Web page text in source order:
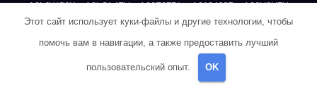
A8LJWC6X A8LOL4ZV A90Z37DL A913466R A96H0U7X
Этот сайт использует куки-файлы и другие технологии, чтобы
помочь вам в навигации, а также предоставить лучший
пользовательский опыт. OK